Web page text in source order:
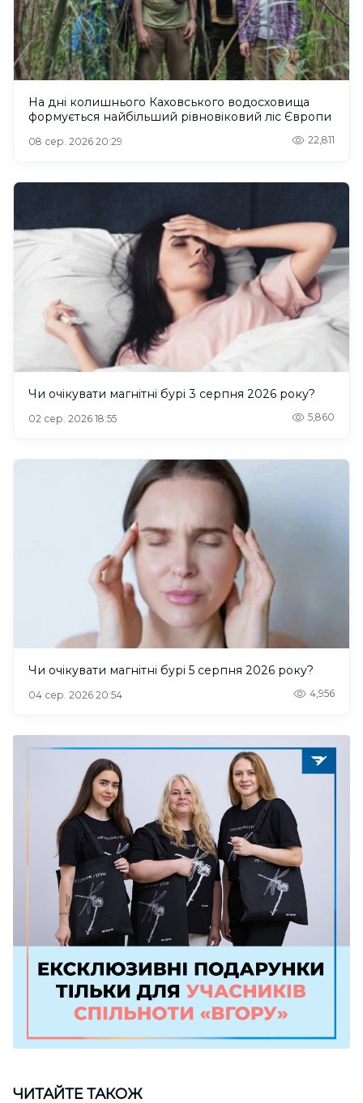
На дні колишнього Каховського водосховища
формується найбільший рівновіковий ліс Європи
08 сер. 2026 20:29 22,811
Чи очікувати магнітні бурі 3 серпня 2026 року?
02 сер. 2026 18:55 5,860
Чи очікувати магнітні бурі 5 серпня 2026 року?
04 сер. 2026 20:54 4,956
ЧИТАЙТЕ ТАКОЖ